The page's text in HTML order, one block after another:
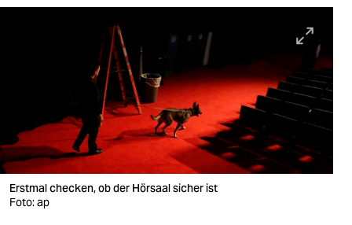
wahrheit
verlag
verlag
Erstmal checken, ob der Hörsaal sicher ist
Foto: ap